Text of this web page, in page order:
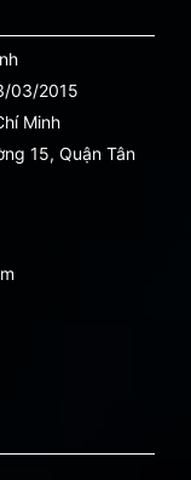
03/2015
Minh
15, Quận Tân